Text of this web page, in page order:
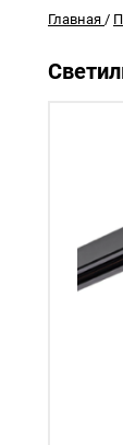
Главная /